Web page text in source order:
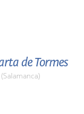
de Tormes